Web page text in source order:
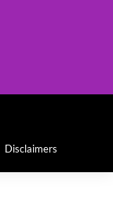
Disclaimers